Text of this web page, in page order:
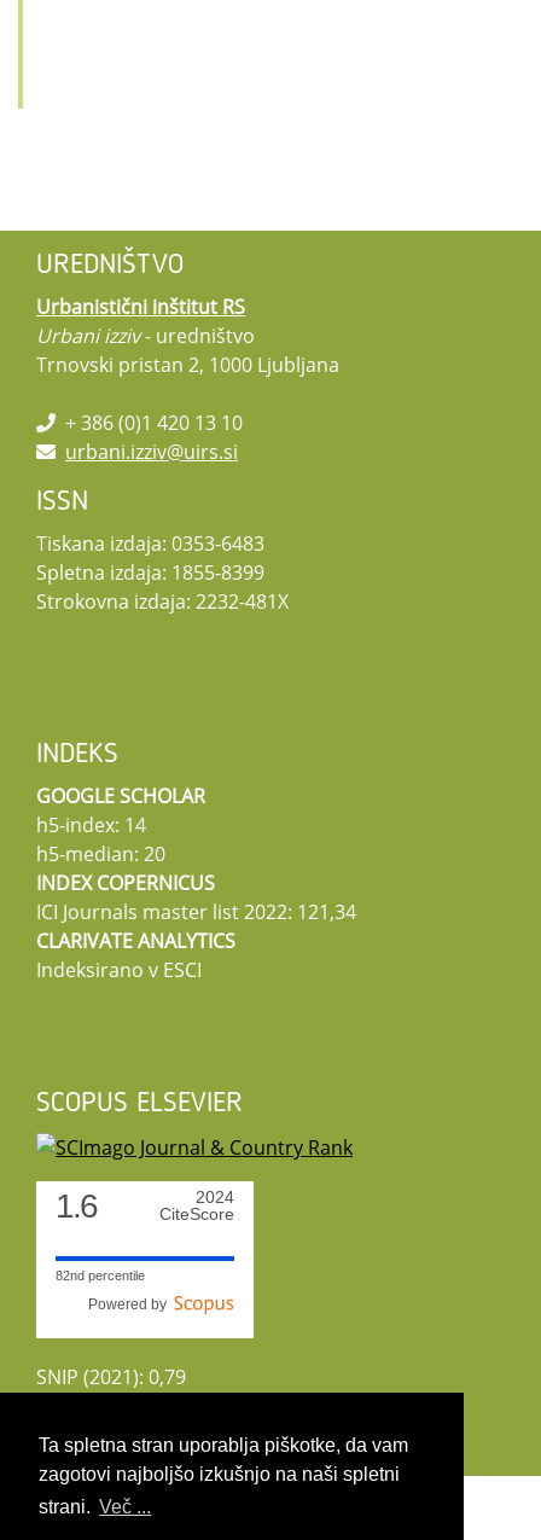
Ta spletna stran uporablja piškotke, da vam
zagotovi najboljšo izkušnjo na naši spletni
strani. Več ...
UREDNIŠTVO
Urbanistični inštitut RS
Urbani izziv- uredništvo
Trnovski pristan 2, 1000 Ljubljana
+ 386 (0)1 420 13 10
urbani.izziv@uirs.si
ISSN
Tiskana izdaja: 0353-6483
Spletna izdaja: 1855-8399
Strokovna izdaja: 2232-481X
INDEKS
GOOGLE SCHOLAR
h5-index: 14
h5-median: 20
INDEX COPERNICUS
ICI Journals master list 2022: 121,34
CLARIVATE ANALYTICS
Indeksirano v ESCI
SCOPUS ELSEVIER
1.6
2024
CiteScore
82nd percentile
Powered by
SNIP (2021): 0,79